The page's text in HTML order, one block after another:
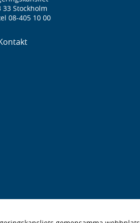
33 Stockholm
08-405 10 00